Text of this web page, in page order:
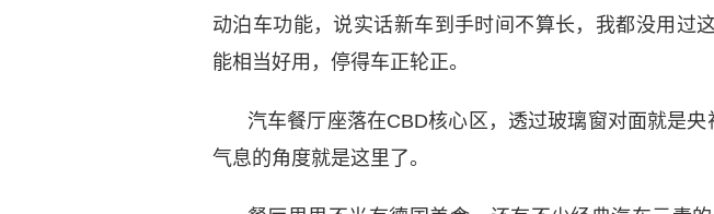
动泊车功能，说实话新车到手时间不算长，我都没用过
能相当好用，停得车正轮正。
汽车餐厅座落在CBD核心区，透过玻璃窗对面就是央
气息的角度就是这里了。